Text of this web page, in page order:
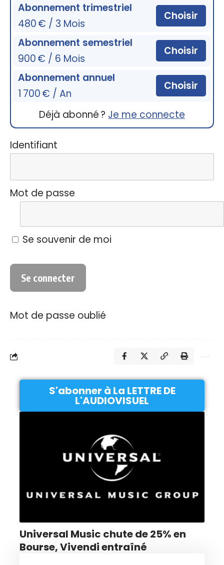
Abonnement trimestriel
480 € / 3 Mois
Choisir
Abonnement semestriel
900 € / 6 Mois
Choisir
Abonnement annuel
1 700 € / An
Choisir
Déjà abonné ? Je me connecte
Identifiant
Mot de passe
Se souvenir de moi
Mot de passe oublié
S'abonner à La LETTRE DE
L'AUDIOVISUEL
Universal Music chute de 25% en
Bourse, Vivendi entraîné